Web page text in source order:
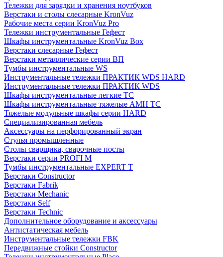
Тележки для зарядки и хранения ноутбуков
Верстаки и столы слесарные KronVuz
Рабочие места серии KronVuz Pro
Тележки инструментальные Гефест
Шкафы инструментальные KronVuz Box
Верстаки слесарные Гефест
Верстаки металлические серии ВП
Тумбы инструментальные WS
Инструментальные тележки ПРАКТИК WDS HARD
Инструментальные тележки ПРАКТИК WDS
Шкафы инструментальные легкие ТС
Шкафы инструментальные тяжелые AMH TC
Тяжелые модульные шкафы серии HARD
Cпециализированная мебель
Аксессуары на перфорированный экран
Стулья промышленные
Столы сварщика, сварочные посты
Верстаки серии PROFI M
Тумбы инструментальные EXPERT T
Верстаки Constructor
Верстаки Fabrik
Верстаки Mechanic
Верстаки Self
Верстаки Technic
Дополнительное оборудование и аксессуары
Антистатическая мебель
Инструментальные тележки FBK
Передвижные стойки Constructor